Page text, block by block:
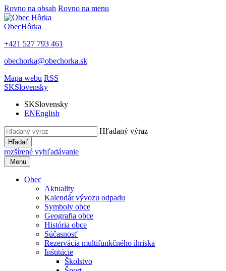
Rovno na obsah Rovno na menu
ObecHôrka
+421 527 793 461
obechorka@obechorka.sk
Mapa webu RSS
SKSlovensky
SKSlovensky
ENEnglish
Hľadaný výraz
Hľadať
rozšírené vyhľadávanie
Menu
Obec
Aktuality
Kalendár vývozu odpadu
Symboly obce
Geografia obce
História obce
Súčasnosť
Rezervácia multifunkčného ihriska
Inštitúcie
Školstvo